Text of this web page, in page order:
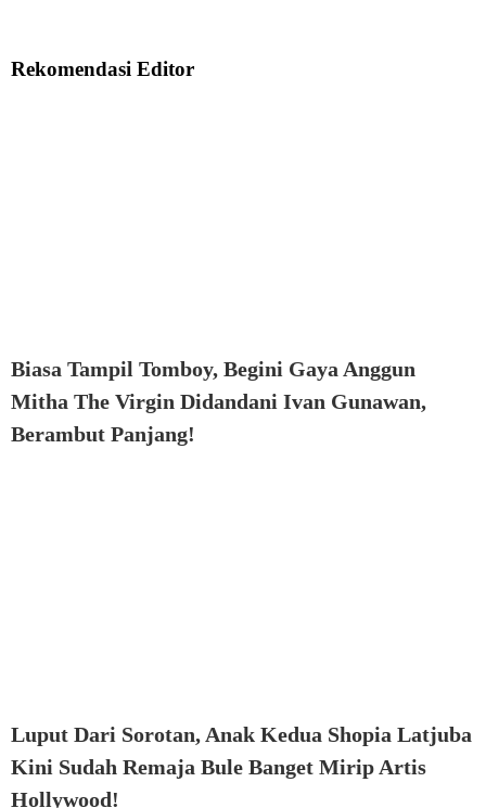
Rekomendasi Editor
Biasa Tampil Tomboy, Begini Gaya Anggun
Mitha The Virgin Didandani Ivan Gunawan,
Berambut Panjang!
Luput Dari Sorotan, Anak Kedua Shopia Latjuba
Kini Sudah Remaja Bule Banget Mirip Artis
Hollywood!